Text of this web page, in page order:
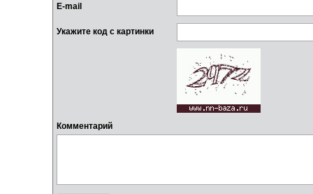
E-mail
Укажите код с картинки
Комментарий